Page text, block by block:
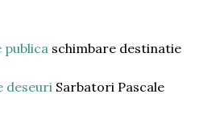
schimbare destinatie
deseuri Sarbatori Pascale